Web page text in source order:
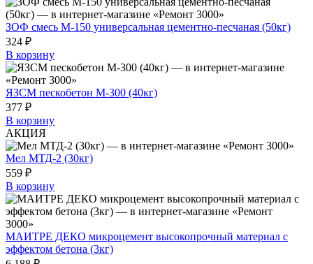
ЗОФ смесь М-150 универсальная цементно-песчаная (50кг)
324 ₽
В корзину
ЯЗСМ пескобетон М-300 (40кг)
377 ₽
В корзину
АКЦИЯ
Мел МТД-2 (30кг)
559 ₽
В корзину
МАИТРЕ ДЕКО микроцемент высокопрочный материал с
эффектом бетона (3кг)